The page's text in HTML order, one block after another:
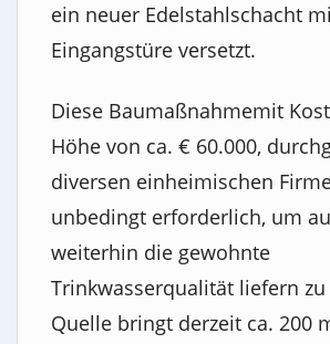
ein neuer Edelstahlschacht
Eingangstüre versetzt.
Diese Baumaßnahmemit
Höhe von ca. € 60.000,
diversen einheimischen
unbedingt erforderlich, um
weiterhin die gewohnte
Trinkwasserqualität liefern
Quelle bringt derzeit ca. 200